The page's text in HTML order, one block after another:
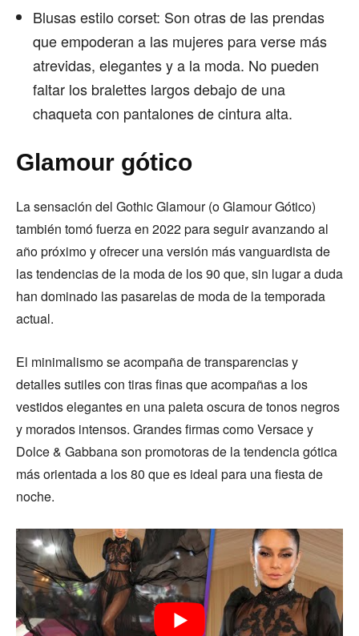
Blusas estilo corset: Son otras de las prendas
que empoderan a las mujeres para verse más
atrevidas, elegantes y a la moda. No pueden
faltar los bralettes largos debajo de una
chaqueta con pantalones de cintura alta.
Glamour gótico
La sensación del Gothic Glamour (o Glamour Gótico)
también tomó fuerza en 2022 para seguir avanzando al
año próximo y ofrecer una versión más vanguardista de
las tendencias de la moda de los 90 que, sin lugar a duda
han dominado las pasarelas de moda de la temporada
actual.
El minimalismo se acompaña de transparencias y
detalles sutiles con tiras finas que acompañas a los
vestidos elegantes en una paleta oscura de tonos negros
y morados intensos. Grandes firmas como Versace y
Dolce & Gabbana son promotoras de la tendencia gótica
más orientada a los 80 que es ideal para una fiesta de
noche.